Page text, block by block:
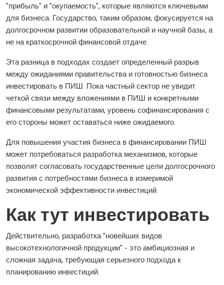
"прибыль" и "окупаемость", которые являются ключевыми
для бизнеса. Государство, таким образом, фокусируется на
долгосрочном развитии образовательной и научной базы, а
не на краткосрочной финансовой отдаче.
Эта разница в подходах создает определенный разрыв
между ожиданиями правительства и готовностью бизнеса
инвестировать в ПИШ. Пока частный сектор не увидит
четкой связи между вложениями в ПИШ и конкретными
финансовыми результатами, уровень софинансирования с
его стороны может оставаться ниже ожидаемого.
Для повышения участия бизнеса в финансировании ПИШ
может потребоваться разработка механизмов, которые
позволят согласовать государственные цели долгосрочного
развития с потребностями бизнеса в измеримой
экономической эффективности инвестиций.
Как тут инвестировать
Действительно, разработка "новейших видов
высокотехнологичной продукции" - это амбициозная и
сложная задача, требующая серьезного подхода к
планированию инвестиций.